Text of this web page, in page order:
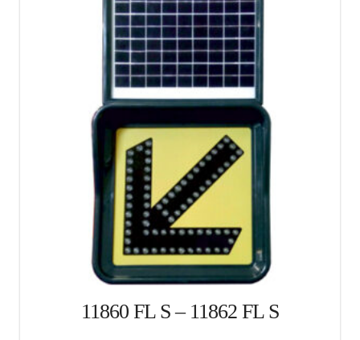
11860 FL S – 11862 FL S